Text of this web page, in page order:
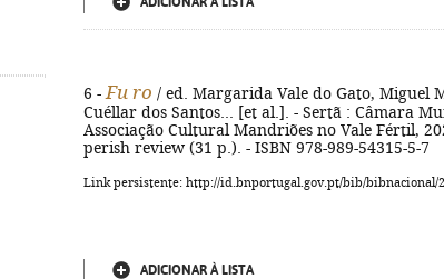
6 - Fu ro / ed. Margarida Vale do Gato, Miguel
Cuéllar dos Santos... [et al.]. - Sertã : Câmara
Associação Cultural Mandriões no Vale Fértil,
perish review (31 p.). - ISBN 978-989-54315-5-7
Link persistente: http://id.bnportugal.gov.pt/bib/bibnacional/
ADICIONAR À LISTA